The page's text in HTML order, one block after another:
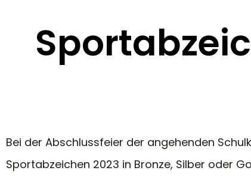
Bei der Abschlussfeier der angehenden
Sportabzeichen 2023 in Bronze, Silber oder